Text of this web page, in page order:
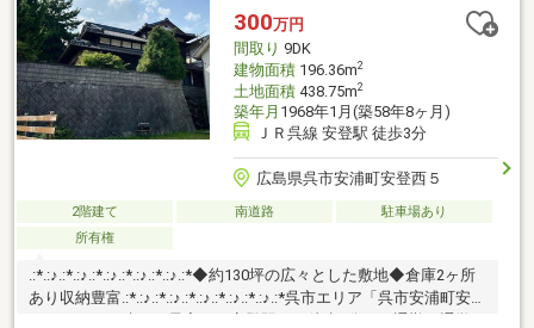
ます・WEBよりもリアルな資金シミュレーションが可能です・未
完成でも類似の完成物件があればご案内可能です赤い「見学可
能」ボタンから、ご希望の日時にご予約ください。
300万円
間取り 9DK
建物面積196.36m2
土地面積438.75m2
築年月 1968年1月(築58年8ヶ月)
ＪＲ呉線 安登駅 徒歩3分
広島県呉市安浦町安登西５
2階建て 南道路
駐車場あり
所有権
.:*.:♪.:*.:♪.:*.:♪.:*.:♪.:*.:♪.:*◆約130坪の広々とした敷地◆倉庫2ヶ所
あり収納豊富.:*.:♪.:*.:♪.:*.:♪.:*.:♪.:*.:♪.:*呉市エリア「呉市安浦町安登